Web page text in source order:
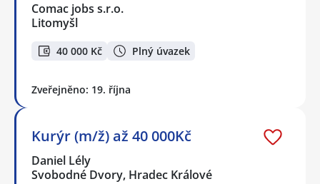
Comac jobs s.r.o.
Litomyšl
40 000 Kč Plný úvazek
Zveřejněno: 19. října
Kurýr (m/ž) až 40 000Kč
Daniel Lély
Svobodné Dvory, Hradec Králové